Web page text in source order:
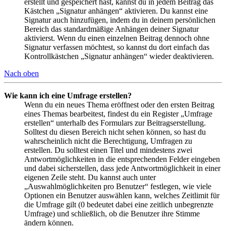
erstellt und gespeichert hast, kannst du in jedem Beitrag das
Kästchen „Signatur anhängen“ aktivieren. Du kannst eine
Signatur auch hinzufügen, indem du in deinem persönlichen
Bereich das standardmäßige Anhängen deiner Signatur
aktivierst. Wenn du einen einzelnen Beitrag dennoch ohne
Signatur verfassen möchtest, so kannst du dort einfach das
Kontrollkästchen „Signatur anhängen“ wieder deaktivieren.
Nach oben
Wie kann ich eine Umfrage erstellen?
Wenn du ein neues Thema eröffnest oder den ersten Beitrag
eines Themas bearbeitest, findest du ein Register „Umfrage
erstellen“ unterhalb des Formulars zur Beitragserstellung.
Solltest du diesen Bereich nicht sehen können, so hast du
wahrscheinlich nicht die Berechtigung, Umfragen zu
erstellen. Du solltest einen Titel und mindestens zwei
Antwortmöglichkeiten in die entsprechenden Felder eingeben
und dabei sicherstellen, dass jede Antwortmöglichkeit in einer
eigenen Zeile steht. Du kannst auch unter
„Auswahlmöglichkeiten pro Benutzer“ festlegen, wie viele
Optionen ein Benutzer auswählen kann, welches Zeitlimit für
die Umfrage gilt (0 bedeutet dabei eine zeitlich unbegrenzte
Umfrage) und schließlich, ob die Benutzer ihre Stimme
ändern können.